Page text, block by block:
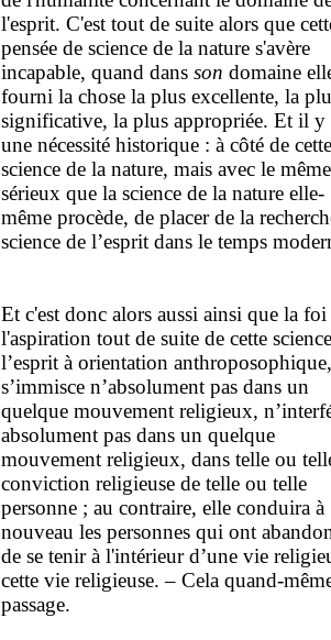
l'esprit. C'est tout de suite alors que
pensée de science de la nature s'avère
incapable, quand dans son domaine
fourni la chose la plus excellente, la
significative, la plus appropriée. Et il y
une nécessité historique : à côté de cette
science de la nature, mais avec le même
sérieux que la science de la nature elle-
même procède, de placer de la
science de l’esprit dans le temps
Et c'est donc alors aussi ainsi que la foi
l'aspiration tout de suite de cette
l’esprit à orientation
s’immisce n’absolument pas dans un
quelque mouvement religieux,
absolument pas dans un quelque
mouvement religieux, dans telle ou
conviction religieuse de telle ou telle
personne ; au contraire, elle conduira à
nouveau les personnes qui ont
de se tenir à l'intérieur d’une vie
cette vie religieuse. – Cela quand-
passage.